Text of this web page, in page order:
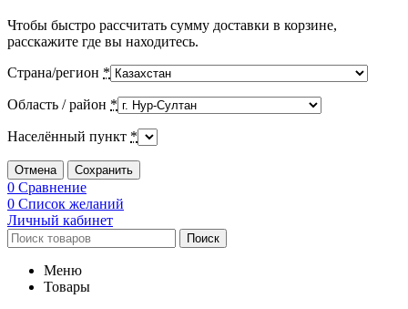
Чтобы быстро рассчитать сумму доставки в корзине,
расскажите где вы находитесь.
Страна/регион *
Область / район *
Населённый пункт *
Отмена Сохранить
0 Сравнение
0 Список желаний
Личный кабинет
Поиск
Меню
Товары